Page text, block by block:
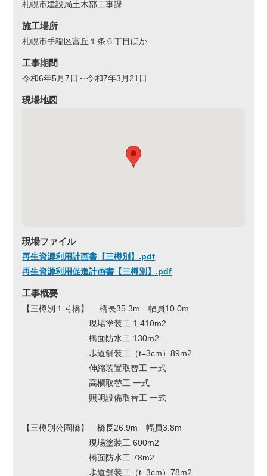
札幌市建設局土木部工事課
施工場所
札幌市手稲区富丘１条６丁目ほか
工事期間
令和6年5月7日～令和7年3月21日
現場地図
現場ファイル
再生資源利用計画書【三樽別】.pdf
再生資源利用促進計画書【三樽別】.pdf
工事概要
【三樽別１号橋】 橋長35.3m 幅員10.0m
現場塗装工 1,410m2
橋面防水工 130m2
歩道舗装工（t=3cm）89m2
伸縮装置取替工 一式
高欄取替工 一式
照明設備取替工 一式
【三樽別公園橋】 橋長26.9m 幅員3.8m
現場塗装工 600m2
橋面防水工 78m2
歩道舗装工（t=3cm）78m2